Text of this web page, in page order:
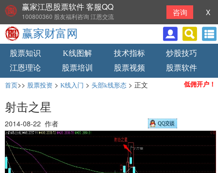
赢家江恩股票软件 客服QQ
100800360 股友福利咨询 江恩交流 咨询 X
赢家财富网
股票知识 K线图解 技术指标
炒股技巧
江恩理论
股票培训 股票视频 股票软件
首页>> 股票投资 > K线入门 > 头部k线形态 > 正文 低佣开户！
射击之星
2014-08-22 作者